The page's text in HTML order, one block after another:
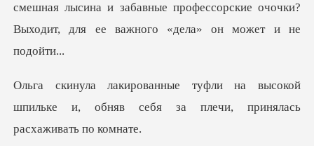
смешная лысина и забавные профессорские очочки?
Вых
высокой
шпильке и, обняв себя за пле